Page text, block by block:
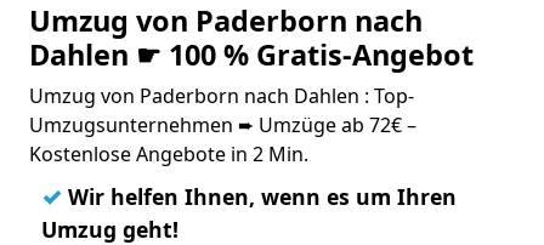
Umzug von Paderborn nach
Dahlen ☛ 100 % Gratis-Angebot
Umzug von Paderborn nach Dahlen : Top-
Umzugsunternehmen ➨ Umzüge ab 72€ –
Kostenlose Angebote in 2 Min.
✓ Wir helfen Ihnen, wenn es um Ihren
Umzug geht!